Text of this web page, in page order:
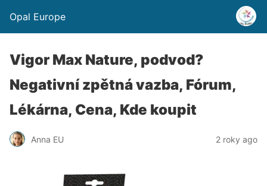
Opal Europe
Vigor Max Nature, podvod?
Negativní zpětná vazba, Fórum,
Lékárna, Cena, Kde koupit
Anna EU 2 roky ago